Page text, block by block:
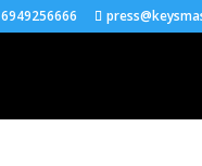
6949256666